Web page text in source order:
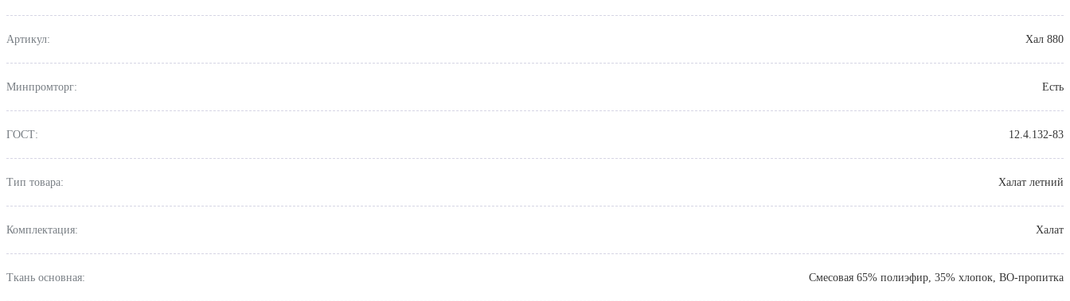
Артикул: Хал 880
Минпромторг: Есть
ГОСТ: 12.4.132-83
Тип товара: Халат летний
Комплектация: Халат
Ткань основная: Смесовая 65% полиэфир, 35% хлопок, ВО-пропитка